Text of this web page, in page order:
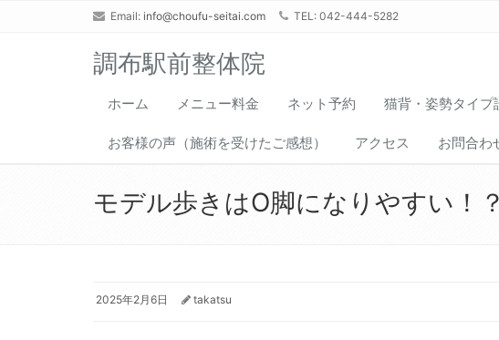
Email: info@choufu-seitai.com TEL: 042-444-5282
調布駅前整体院
ホーム メニュー料金 ネット予約 猫背・姿勢タイプ
お客様の声（施術を受けたご感想） アクセス お問合わ
モデル歩きはO脚になりやすい！
2025年2月6日 takatsu